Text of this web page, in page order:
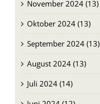
November 2024 (13)
Oktober 2024 (13)
September 2024 (13)
August 2024 (13)
Juli 2024 (14)